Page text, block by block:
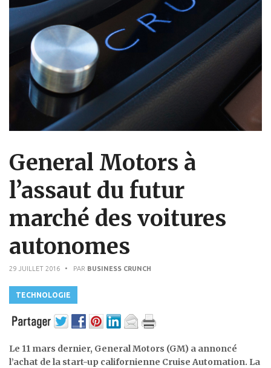
General Motors à
l’assaut du futur
marché des voitures
autonomes
29 JUILLET 2016 • PAR BUSINESS CRUNCH
TECHNOLOGIE
Le 11 mars dernier, General Motors (GM) a annoncé
l’achat de la start-up californienne Cruise Automation. La